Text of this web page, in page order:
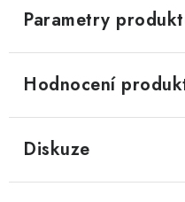
Parametry
Hodnocení
Diskuze